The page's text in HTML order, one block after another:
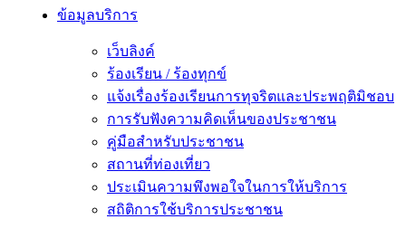
ข้อมูลบริการ
เว็บลิงค์
ร้องเรียน / ร้องทุกข์
แจ้งเรื่องร้องเรียนการทุจริตและประพฤติมิชอบ
การรับฟังความคิดเห็นของประชาชน
คู่มือสำหรับประชาชน
สถานที่ท่องเที่ยว
ประเมินความพึงพอใจในการให้บริการ
สถิติการใช้บริการประชาชน